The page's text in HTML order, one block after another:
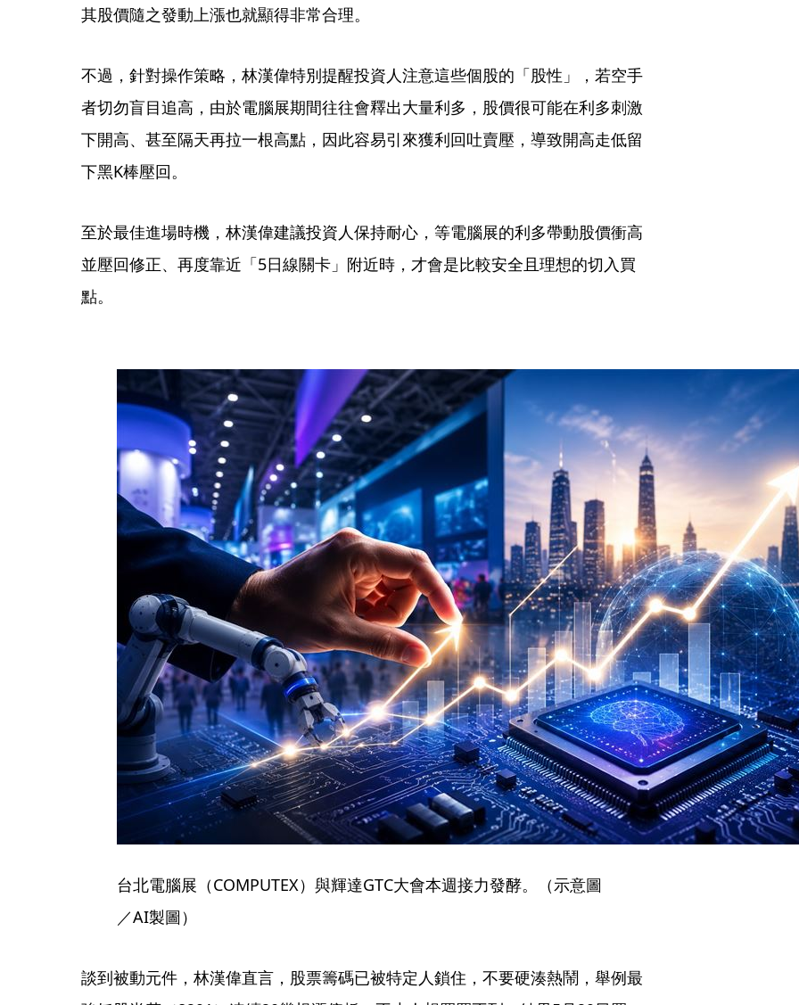
其股價隨之發動上漲也就顯得非常合理。
不過，針對操作策略，林漢偉特別提醒投資人注意這些個股的「股性」，若空手
者切勿盲目追高，由於電腦展期間往往會釋出大量利多，股價很可能在利多刺激
下開高、甚至隔天再拉一根高點，因此容易引來獲利回吐賣壓，導致開高走低留
下黑K棒壓回。
至於最佳進場時機，林漢偉建議投資人保持耐心，等電腦展的利多帶動股價衝高
並壓回修正、再度靠近「5日線關卡」附近時，才會是比較安全且理想的切入買
點。
台北電腦展（COMPUTEX）與輝達GTC大會本週接力發酵。（示意圖
／AI製圖）
談到被動元件，林漢偉直言，股票籌碼已被特定人鎖住，不要硬湊熱鬧，舉例最